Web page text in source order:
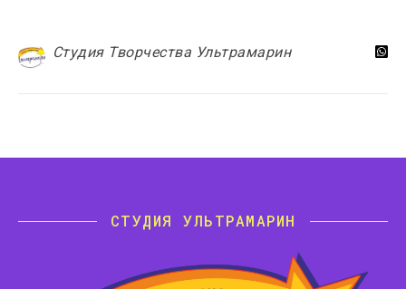
Студия Творчества Ультрамарин
СТУДИЯ УЛЬТРАМАРИН